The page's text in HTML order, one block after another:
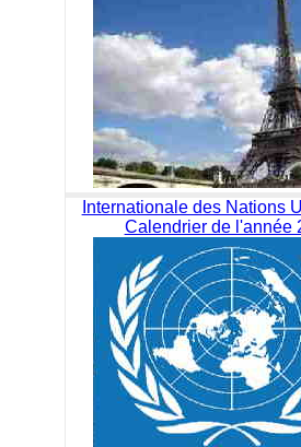
Internationale des Nations
Calendrier de l'année